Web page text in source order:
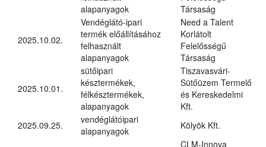
alapanyagok
Társaság
2025.10.02.
Vendéglátó-ipari
termék előállításához
felhasznált
alapanyagok
Need a Talent
Korlátolt
Felelősségű
Társaság
2025.10.01.
sütőipari
késztermékek,
félkésztermékek,
alapanyagok
Tiszavasvári-
Sütőüzem Termelő
és Kereskedelmi
Kft.
2025.09.25.
vendéglátóipari
alapanyagok
Kölyök Kft.
CLM-Innova